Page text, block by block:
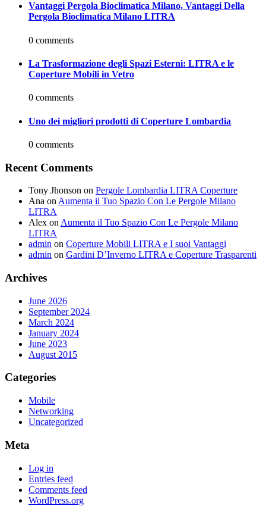
Vantaggi Pergola Bioclimatica Milano, Vantaggi Della
Pergola Bioclimatica Milano LITRA
0 comments
La Trasformazione degli Spazi Esterni: LITRA e le
Coperture Mobili in Vetro
0 comments
Uno dei migliori prodotti di Coperture Lombardia
0 comments
Recent Comments
Tony Jhonson on Pergole Lombardia LITRA Coperture
Ana on Aumenta il Tuo Spazio Con Le Pergole Milano
LITRA
Alex on Aumenta il Tuo Spazio Con Le Pergole Milano
LITRA
admin on Coperture Mobili LITRA e I suoi Vantaggi
admin on Gardini D’Inverno LITRA e Coperture Trasparenti
Archives
June 2026
September 2024
March 2024
January 2024
June 2023
August 2015
Categories
Mobile
Networking
Uncategorized
Meta
Log in
Entries feed
Comments feed
WordPress.org